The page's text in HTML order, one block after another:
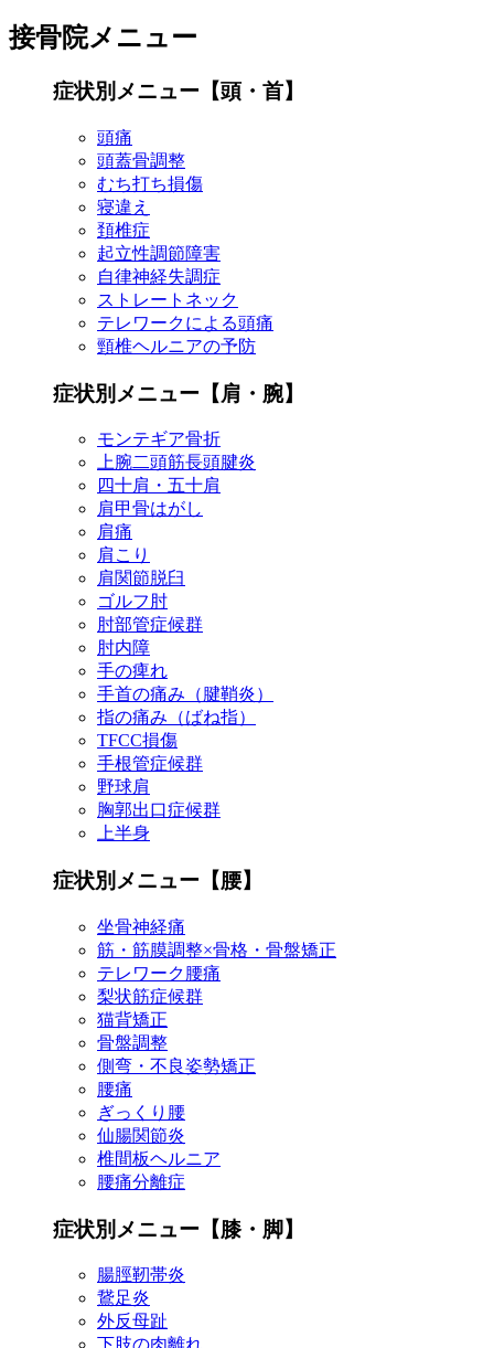
接骨院メニュー
症状別メニュー【頭・首】
頭痛
頭蓋骨調整
むち打ち損傷
寝違え
頚椎症
起立性調節障害
自律神経失調症
ストレートネック
テレワークによる頭痛
頸椎ヘルニアの予防
症状別メニュー【肩・腕】
モンテギア骨折
上腕二頭筋長頭腱炎
四十肩・五十肩
肩甲骨はがし
肩痛
肩こり
肩関節脱臼
ゴルフ肘
肘部管症候群
肘内障
手の痺れ
手首の痛み（腱鞘炎）
指の痛み（ばね指）
TFCC損傷
手根管症候群
野球肩
胸郭出口症候群
上半身
症状別メニュー【腰】
坐骨神経痛
筋・筋膜調整×骨格・骨盤矯正
テレワーク腰痛
梨状筋症候群
猫背矯正
骨盤調整
側弯・不良姿勢矯正
腰痛
ぎっくり腰
仙腸関節炎
椎間板ヘルニア
腰痛分離症
症状別メニュー【膝・脚】
腸脛靭帯炎
鵞足炎
外反母趾